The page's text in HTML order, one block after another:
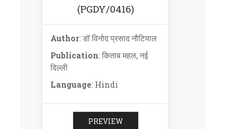
(PGDY/0416)
Author: डॉ विनोद प्रसाद नौटियाल
Publication: किताब महल, नई
दिल्ली
Language: Hindi
PREVIEW